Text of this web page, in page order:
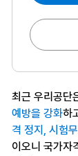
최근 우리공단
예방을 강화하
격 정지, 시험
이오니 국가자